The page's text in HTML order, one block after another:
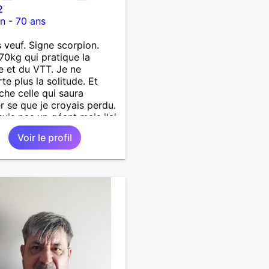
-70 ans
veuf. Signe scorpion.
qui pratique la
et du VTT. Je ne
plus la solitude. Et
celle qui saura
se que je croyais perdu.
pas un géant mais j'ai
coeur. Je supporte pas
l'hypocrisie. J'aime
et l'honnêteté. Les
moi.
Voir le profil